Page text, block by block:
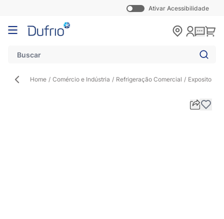
Ativar Acessibilidade
Pular para o conteúdo
Home / Comércio e Indústria / Refrigeração Comercial / Expositor